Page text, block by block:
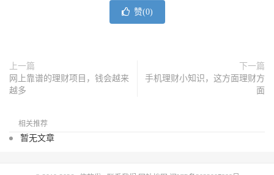
赞(0)
上一篇
网上靠谱的理财项目，钱会越来
越多
下一篇
手机理财小知识，这方面理财方
面
相关推荐
暂无文章